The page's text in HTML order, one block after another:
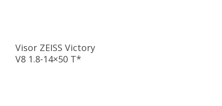
Visor ZEISS Victory
V8 1.8-14×50 T*